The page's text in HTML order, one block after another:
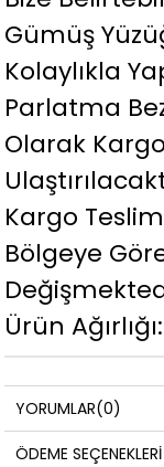
Gümüş
Kolaylıkla
Parlatma
Olarak
Kargo
Bölgeye
Ürün Ağırlığı:
YORUMLAR(0)
ÖDEME SEÇENEKLERI